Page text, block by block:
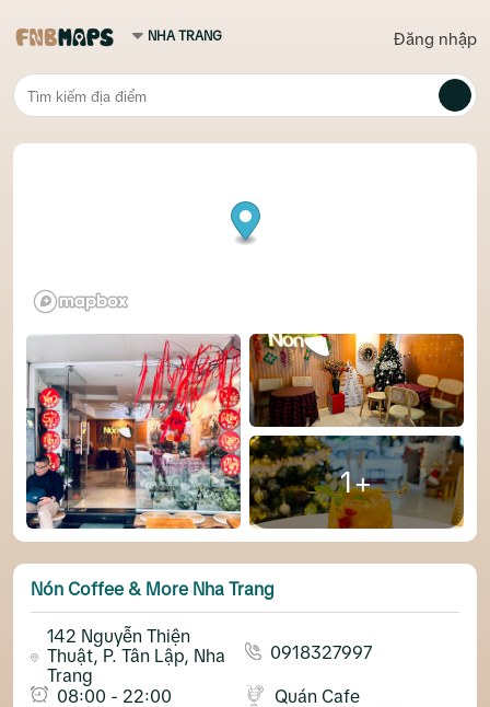
Đăng nhập
1+
Nón Coffee & More Nha Trang
142 Nguyễn Thiện
Thuật, P. Tân Lập, Nha
Trang
0918327997
08:00 - 22:00 Quán Cafe